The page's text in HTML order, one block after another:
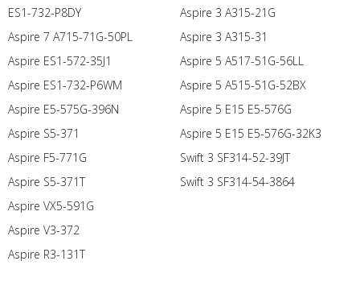
ES1-732-P8DY
Aspire 7 A715-71G-50PL
Aspire ES1-572-35J1
Aspire ES1-732-P6WM
Aspire E5-575G-396N
Aspire S5-371
Aspire F5-771G
Aspire S5-371T
Aspire VX5-591G
Aspire V3-372
Aspire R3-131T
Aspire 3 A315-21G
Aspire 3 A315-31
Aspire 5 A517-51G-56LL
Aspire 5 A515-51G-52BX
Aspire 5 E15 E5-576G
Aspire 5 E15 E5-576G-32K3
Swift 3 SF314-52-39JT
Swift 3 SF314-54-3864